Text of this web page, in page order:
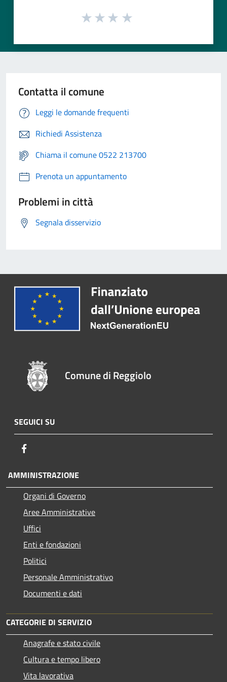
Contatta il comune
Leggi le domande frequenti
Richiedi Assistenza
Chiama il comune 0522 213700
Prenota un appuntamento
Problemi in città
Segnala disservizio
Comune di Reggiolo
SEGUICI SU
AMMINISTRAZIONE
Organi di Governo
Aree Amministrative
Uffici
Enti e fondazioni
Politici
Personale Amministrativo
Documenti e dati
CATEGORIE DI SERVIZIO
Anagrafe e stato civile
Cultura e tempo libero
Vita lavorativa